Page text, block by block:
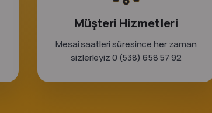
Müşteri Hizmetleri
Mesai saatleri süresince her zaman
sizlerleyiz 0 (538) 658 57 92